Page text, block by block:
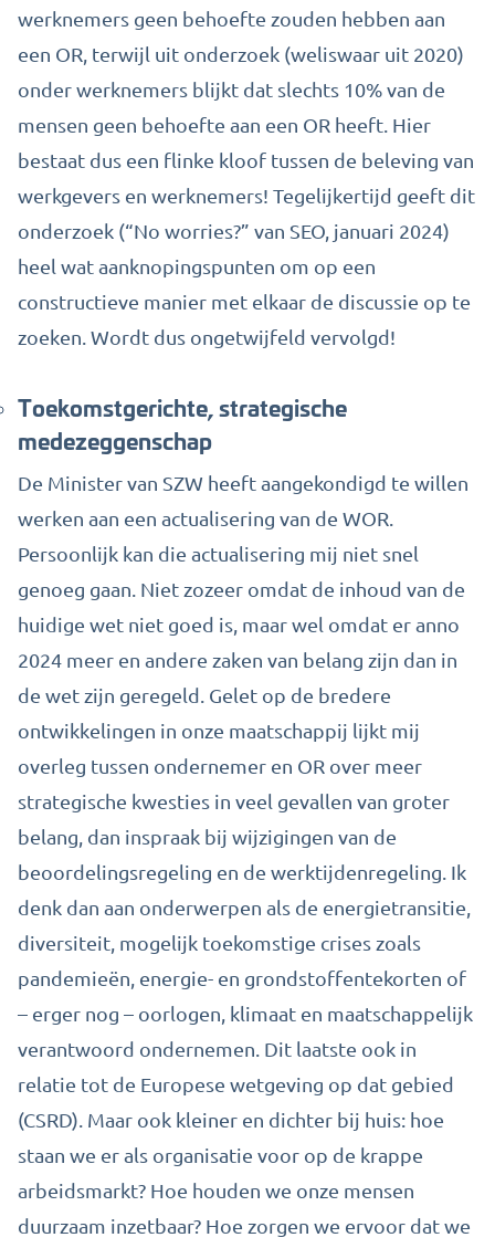
werknemers geen behoefte zouden hebben aan
een OR, terwijl uit onderzoek (weliswaar uit 2020)
onder werknemers blijkt dat slechts 10% van de
mensen geen behoefte aan een OR heeft. Hier
bestaat dus een flinke kloof tussen de beleving van
werkgevers en werknemers! Tegelijkertijd geeft dit
onderzoek (“No worries?” van SEO, januari 2024)
heel wat aanknopingspunten om op een
constructieve manier met elkaar de discussie op te
zoeken. Wordt dus ongetwijfeld vervolgd!
Toekomstgerichte, strategische
medezeggenschap
De Minister van SZW heeft aangekondigd te willen
werken aan een actualisering van de WOR.
Persoonlijk kan die actualisering mij niet snel
genoeg gaan. Niet zozeer omdat de inhoud van de
huidige wet niet goed is, maar wel omdat er anno
2024 meer en andere zaken van belang zijn dan in
de wet zijn geregeld. Gelet op de bredere
ontwikkelingen in onze maatschappij lijkt mij
overleg tussen ondernemer en OR over meer
strategische kwesties in veel gevallen van groter
belang, dan inspraak bij wijzigingen van de
beoordelingsregeling en de werktijdenregeling. Ik
denk dan aan onderwerpen als de energietransitie,
diversiteit, mogelijk toekomstige crises zoals
pandemieën, energie- en grondstoffentekorten of
– erger nog – oorlogen, klimaat en maatschappelijk
verantwoord ondernemen. Dit laatste ook in
relatie tot de Europese wetgeving op dat gebied
(CSRD). Maar ook kleiner en dichter bij huis: hoe
staan we er als organisatie voor op de krappe
arbeidsmarkt? Hoe houden we onze mensen
duurzaam inzetbaar? Hoe zorgen we ervoor dat we